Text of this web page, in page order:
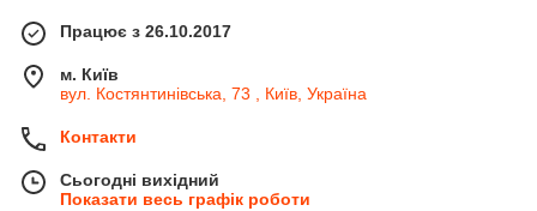
Працює з 26.10.2017
м. Київ
вул. Костянтинівська, 73 , Київ, Україна
Контакти
Сьогодні вихідний
Показати весь графік роботи